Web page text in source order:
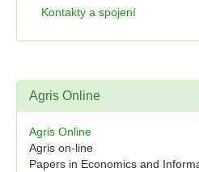
Kontakty a spojení
Agris Online
Agris Online
Agris on-line
Papers in Economics and